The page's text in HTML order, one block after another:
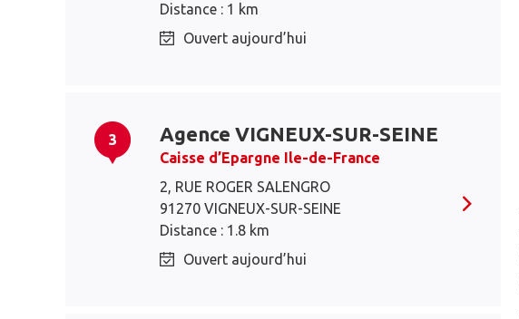
Distance : 1 km
Ouvert aujourd’hui
3 Agence VIGNEUX-SUR-SEINE
Caisse d’Epargne Ile-de-France
2, RUE ROGER SALENGRO
91270 VIGNEUX-SUR-SEINE
Distance : 1.8 km
Ouvert aujourd’hui